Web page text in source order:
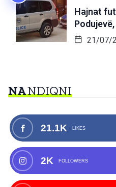
Hajnat
Podujevë,
21/07/
NANDIQNI
21.1K LIKES
2K FOLLOWERS